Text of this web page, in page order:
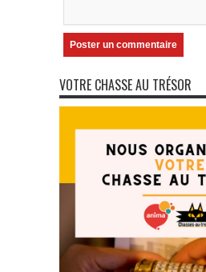
VOTRE CHASSE AU TRÉSOR